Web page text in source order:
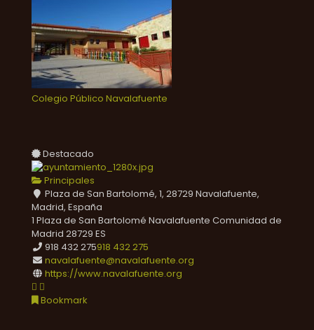
Colegio Público Navalafuente
Destacado
Principales
Plaza de San Bartolomé, 1, 28729 Navalafuente,
Madrid, España
1 Plaza de San Bartolomé Navalafuente Comunidad de
Madrid 28729 ES
918 432 275918 432 275
navalafuente@navalafuente.org
https://www.navalafuente.org
Bookmark